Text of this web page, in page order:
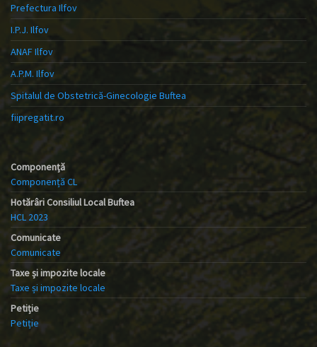
Prefectura Ilfov
I.P.J. Ilfov
ANAF Ilfov
A.P.M. Ilfov
Spitalul de Obstetrică-Ginecologie Buftea
fiipregatit.ro
Componență
Componență CL
Hotărâri Consiliul Local Buftea
HCL 2023
Comunicate
Comunicate
Taxe și impozite locale
Taxe și impozite locale
Petiție
Petiție